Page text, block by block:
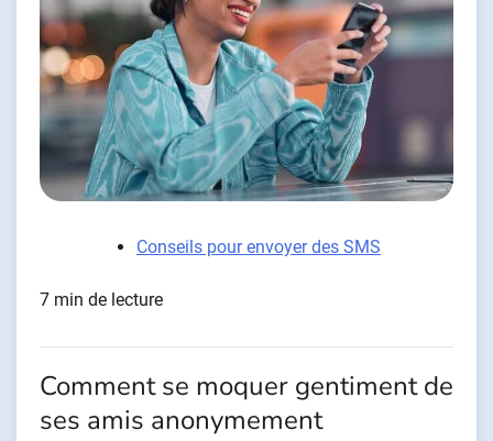
Conseils pour envoyer des SMS
7 min de lecture
Comment se moquer gentiment de
ses amis anonymement